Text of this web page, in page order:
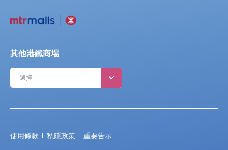
其他港鐵商場
使用條款 私隱政策 重要告示